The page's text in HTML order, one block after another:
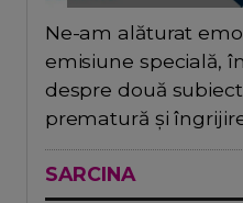
Ne-am alăturat
emisiune specială,
despre două
prematură și
SARCINA